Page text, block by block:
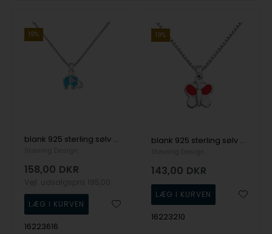
19%
blank 925 sterling sølv halskæde med vedhæng elefant med blank overflade fra SmykkeLine
158,00 DKR
16223616
19%
blank 925 sterling sølv halskæde med vedhæng Sommerfugl med blank overflade fra SmykkeLine
143,00 DKR
16223210